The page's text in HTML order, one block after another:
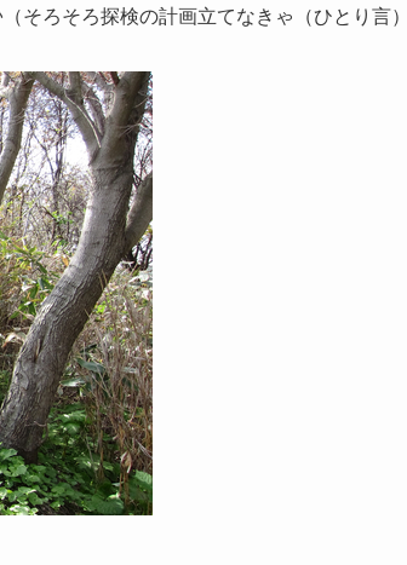
そろそろ探検の計画立てなきゃ（ひとり言）